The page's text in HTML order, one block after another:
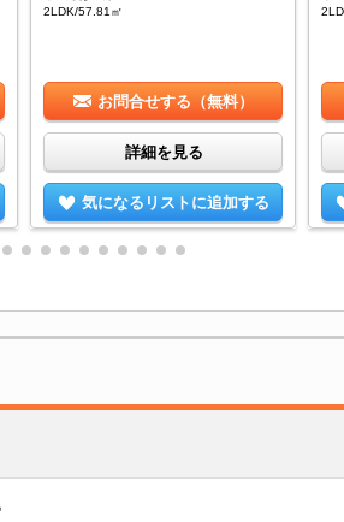
2LDK/57.81㎡
お問合せする（無料）
詳細を見る
気になるリストに追加する